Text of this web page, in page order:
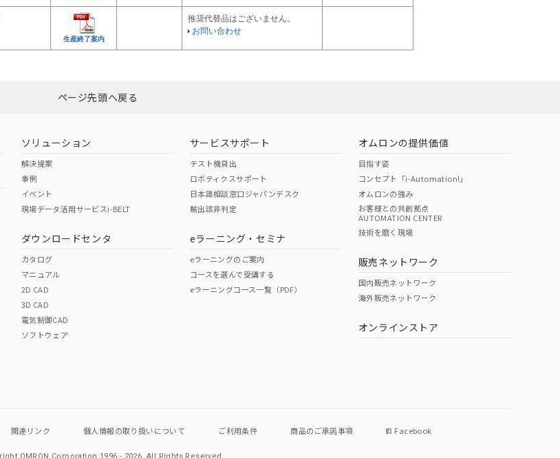
生産終了案内
推奨代替品はございません。
お問い合わせ
ページ先頭へ戻る
ソリューション
解決提案
事例
イベント
現場データ活用サービスi-BELT
ダウンロードセンタ
カタログ
マニュアル
2D CAD
3D CAD
電気制御CAD
ソフトウェア
サービスサポート
テスト機貸出
ロボティクスサポート
日本語相談窓口ジャパンデスク
輸出該非判定
eラーニング・セミナ
eラーニングのご案内
コースを選んで受講する
eラーニングコース一覧（PDF）
オムロンの提供価値
目指す姿
コンセプト「i-Automation!」
オムロンの強み
お客様との共創拠点
AUTOMATION CENTER
技術を磨く現場
販売ネットワーク
国内販売ネットワーク
海外販売ネットワーク
オンラインストア
関連リンク 個人情報の取り扱いについて ご利用条件 商品のご承諾事項 Facebook
OMRON Corporation 1996 - 2026.All Rights Reserved.